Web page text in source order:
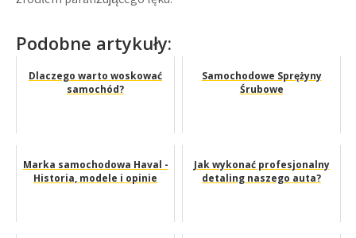
Podobne artykuły:
Dlaczego warto woskować
samochód?
Samochodowe Sprężyny
Śrubowe
Marka samochodowa Haval -
Historia, modele i opinie
Jak wykonać profesjonalny
detaling naszego auta?